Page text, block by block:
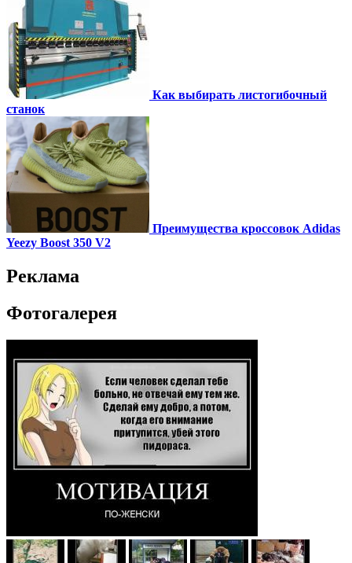
Как выбирать листогибочный
станок
Преимущества кроссовок Adidas
Yeezy Boost 350 V2
Реклама
Фотогалерея